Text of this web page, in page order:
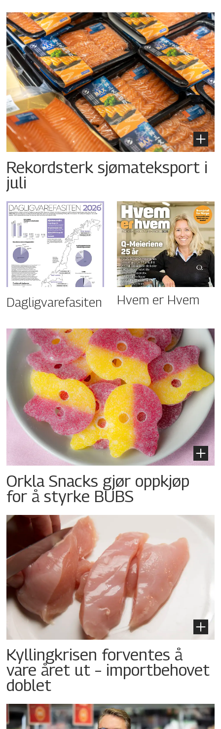
Rekordsterk sjømateksport i
juli
Dagligvarefasiten Hvem er Hvem
Orkla Snacks gjør oppkjøp
for å styrke BUBS
Kyllingkrisen forventes å
vare året ut – importbehovet
doblet